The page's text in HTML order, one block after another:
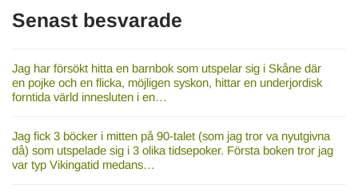
Senast besvarade
Jag har försökt hitta en barnbok som utspelar sig i Skåne där
en pojke och en flicka, möjligen syskon, hittar en underjordisk
forntida värld innesluten i en…
Jag fick 3 böcker i mitten på 90-talet (som jag tror va nyutgivna
då) som utspelade sig i 3 olika tidsepoker. Första boken tror jag
var typ Vikingatid medans…